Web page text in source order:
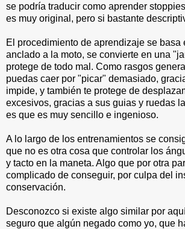
se podría traducir como aprender
es muy original, pero si bastante
El procedimiento de aprendizaje se basa
anclado a la moto, se convierte en una
protege de todo mal. Como rasgos
puedas caer por "picar" demasiado,
impide, y también te protege de
excesivos, gracias a sus guias y ruedas
es que es muy sencillo e ingenioso.
A lo largo de los entrenamientos se
que no es otra cosa que controlar los
y tacto en la maneta. Algo que por otra
complicado de conseguir, por culpa del
conservación.
Desconozco si existe algo similar por
seguro que algún negado como yo, que